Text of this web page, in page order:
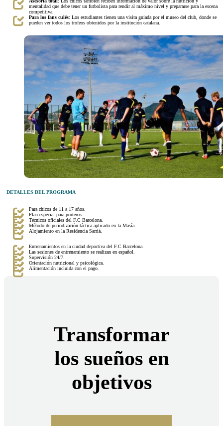
mentalidad que debe tener un futbolista para rendir al máximo nivel y prepararse para la escena
competitiva.
Para los fans culés: Los estudiantes tienen una visita guiada por el museo del club, donde se
pueden ver todos los trofeos obtenidos por la institución catalana.
DETALLES DEL PROGRAMA
Para chicos de 11 a 17 años.
Plan especial para porteros.
Técnicos oficiales del F.C Barcelona.
Método de periodización táctica aplicado en la Masía.
Alojamiento en la Residencia Sarriá.
Entrenamientos en la ciudad deportiva del F.C Barcelona.
Las sesiones de entrenamiento se realizan en español.
Supervisión 24/7.
Orientación nutricional y psicológica.
Alimentación incluida con el pago.
Transformar
los sueños en
objetivos